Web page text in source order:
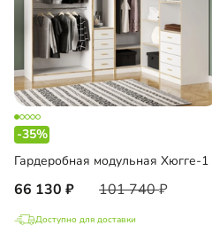
-35%
Гардеробная модульная Хюгге-1
66 130 101 740
Доступно для доставки